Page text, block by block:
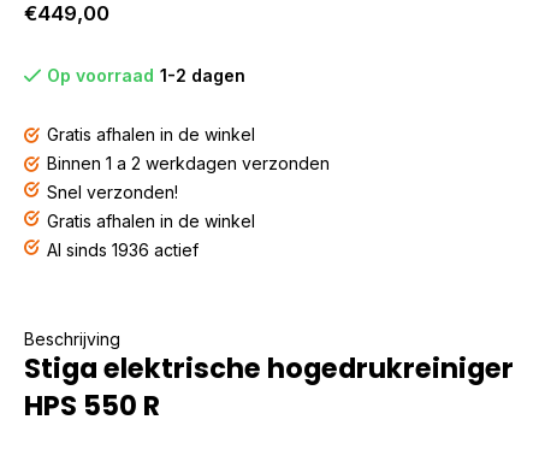
€449,00
Op voorraad 1-2 dagen
Gratis afhalen in de winkel
Binnen 1 a 2 werkdagen verzonden
Snel verzonden!
Gratis afhalen in de winkel
Al sinds 1936 actief
Beschrijving
Stiga elektrische hogedrukreiniger
HPS 550 R